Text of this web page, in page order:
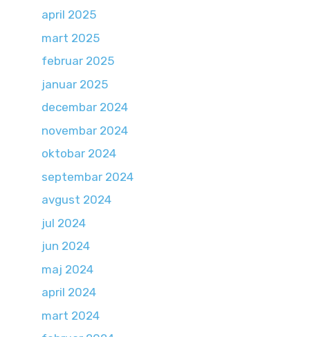
april 2025
mart 2025
februar 2025
januar 2025
decembar 2024
novembar 2024
oktobar 2024
septembar 2024
avgust 2024
jul 2024
jun 2024
maj 2024
april 2024
mart 2024